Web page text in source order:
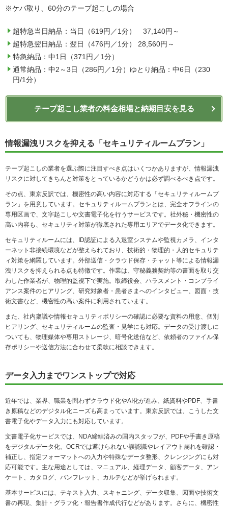
※ケバ取り、60分のテープ起こしの場合
超特急当日納品：当日（619円／1分） 37,140円～
超特急翌日納品：翌日（476円／1分） 28,560円～
特急納品：中1日（371円／1分）
通常納品：中2～3日（286円／1分）ゆとり納品：中6日（230
円/1分）
テープ起こし業者の料金相場と納期目安を見る
情報漏洩リスクを抑える「セキュリティルームプラン」
テープ起こしの業者を選ぶ際に注目すべき点はいくつかありますが、情報漏洩
リスクに対してきちんと対策をとっているかどうかは必ず調べるべき点です。
その点、東京反訳では、機密性の高い内容に対応する「セキュリティルームプ
ラン」を用意しています。セキュリティルームプランとは、完全オフラインの
専用区画で、文字起こしや文書電子化を行うサービスです。社外秘・機密性の
高い内容も、セキュリティ対策が徹底された専用エリアでデータ化できます。
セキュリティルームには、ID認証による入退室システムや監視カメラ、インタ
ーネット非接続環境などが整えられており、技術的・物理的・人的セキュリテ
ィ対策を網羅しています。外部送信・クラウド保存・チャット等による情報漏
洩リスクを抑えられる点も特徴です。作業は、守秘義務契約等の書面を取り交
わした作業者が、物理的監視下で実施。取締役会、ハラスメント・コンプライ
アンス案件のヒアリング、研究対象者・患者さまへのインタビュー、図面・技
術文書など、機密性の高い案件に利用されています。
また、社内稟議や情報セキュリティポリシーの確認に必要な資料の用意、個別
ヒアリング、セキュリティルームの監査・見学にも対応。データの受け渡しに
ついても、物理媒体や専用ストレージ、暗号化送信など、依頼者のファイル保
存ポリシーや送信方法に合わせて柔軟に相談できます。
データ入力までワンストップで対応
近年では、業界、職業を問わずクラウド化やAI化が進み、紙資料やPDF、手書
き原稿などのデジタル化ニーズも高まっています。東京反訳では、こうした文
書電子化やデータ入力にも対応しています。
文書電子化サービスでは、NDA締結済みの国内スタッフが、PDFや手書き原稿
をデジタルデータ化。OCRでは避けられない誤認識やレイアウト崩れを確認・
補正し、指定フォーマットへの入力や特殊なデータ整形、クレンジングにも対
応可能です。主な用途としては、マニュアル、経理データ、顧客データ、アン
ケート、カタログ、パンフレット、カルテなどが挙げられます。
基本サービスには、テキスト入力、スキャニング、データ収集、図面や技術文
書の再現、集計・グラフ化・報告書作成代行などがあります。さらに、機密性